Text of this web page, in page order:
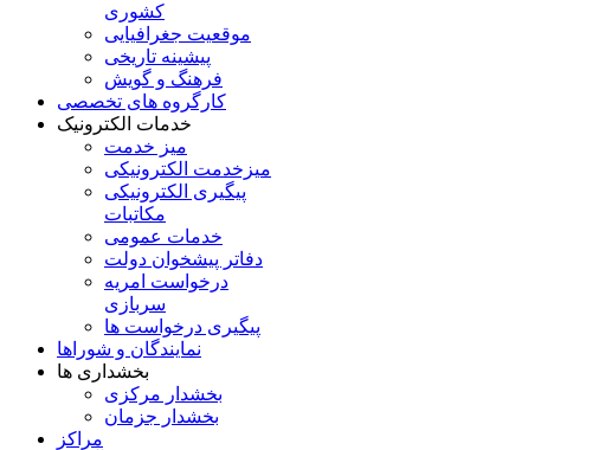
کشوری
موقعیت جغرافیایی
پیشینه تاریخی
فرهنگ و گویش
کارگروه های تخصصی
خدمات الکترونیک
میز خدمت
میزخدمت الکترونیکی
پیگیری الکترونیکی
مکاتبات
خدمات عمومی
دفاتر پیشخوان دولت
درخواست امریه
سربازی
پیگیری درخواست ها
نمایندگان و شوراها
بخشداری ها
بخشدار مرکزی
بخشدار جزمان
مراکز